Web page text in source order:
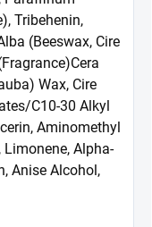
Tribehenin,
(Beeswax, Cire
Wax, Cire
C10-30 Alkyl
Aminomethyl
Alpha-
Anise Alcohol,